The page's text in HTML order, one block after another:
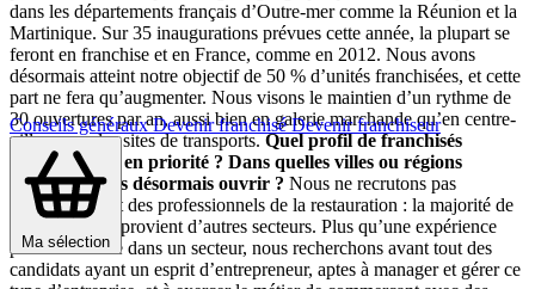
Conseils générauxDevenir franchiséDevenir franchiseur
Ma sélection
dans les départements français d’Outre-mer comme la Réunion et la
Martinique. Sur 35 inaugurations prévues cette année, la plupart se
feront en franchise et en France, comme en 2012. Nous avons
désormais atteint notre objectif de 50 % d’unités franchisées, et cette
part ne fera qu’augmenter. Nous visons le maintien d’un rythme de
30 ouvertures par an, aussi bien en galerie marchande qu’en centre-
ville ou sur les sites de transports.Quel profil de franchisés
recrutez-vous en priorité ? Dans quelles villes ou régions
souhaitez-vous désormais ouvrir ? Nous ne recrutons pas
spécifiquement des professionnels de la restauration : la majorité de
nos franchisés provient d’autres secteurs. Plus qu’une expérience
professionnelle dans un secteur, nous recherchons avant tout des
candidats ayant un esprit d’entrepreneur, aptes à manager et gérer ce